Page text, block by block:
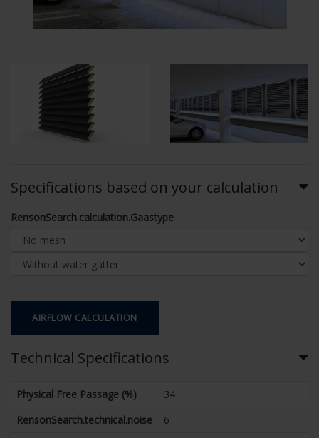
Specifications based on your calculation
RensonSearch.calculation.Gaastype
AIRFLOW CALCULATION
Technical Specifications
Physical Free Passage (%)
34
RensonSearch.technical.noise
6